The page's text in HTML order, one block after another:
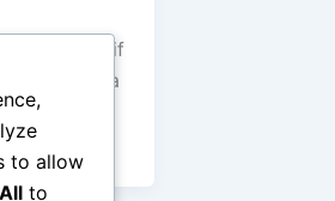
dan Efektif
utama
dalam
to allow
to